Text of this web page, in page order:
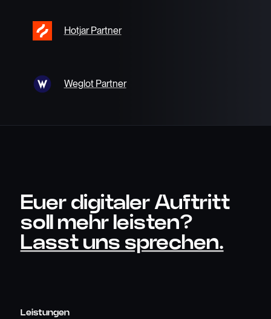
Hotjar Partner
Weglot Partner
Euer digitaler Auftritt
soll mehr leisten?
Lasst uns sprechen.
Leistungen